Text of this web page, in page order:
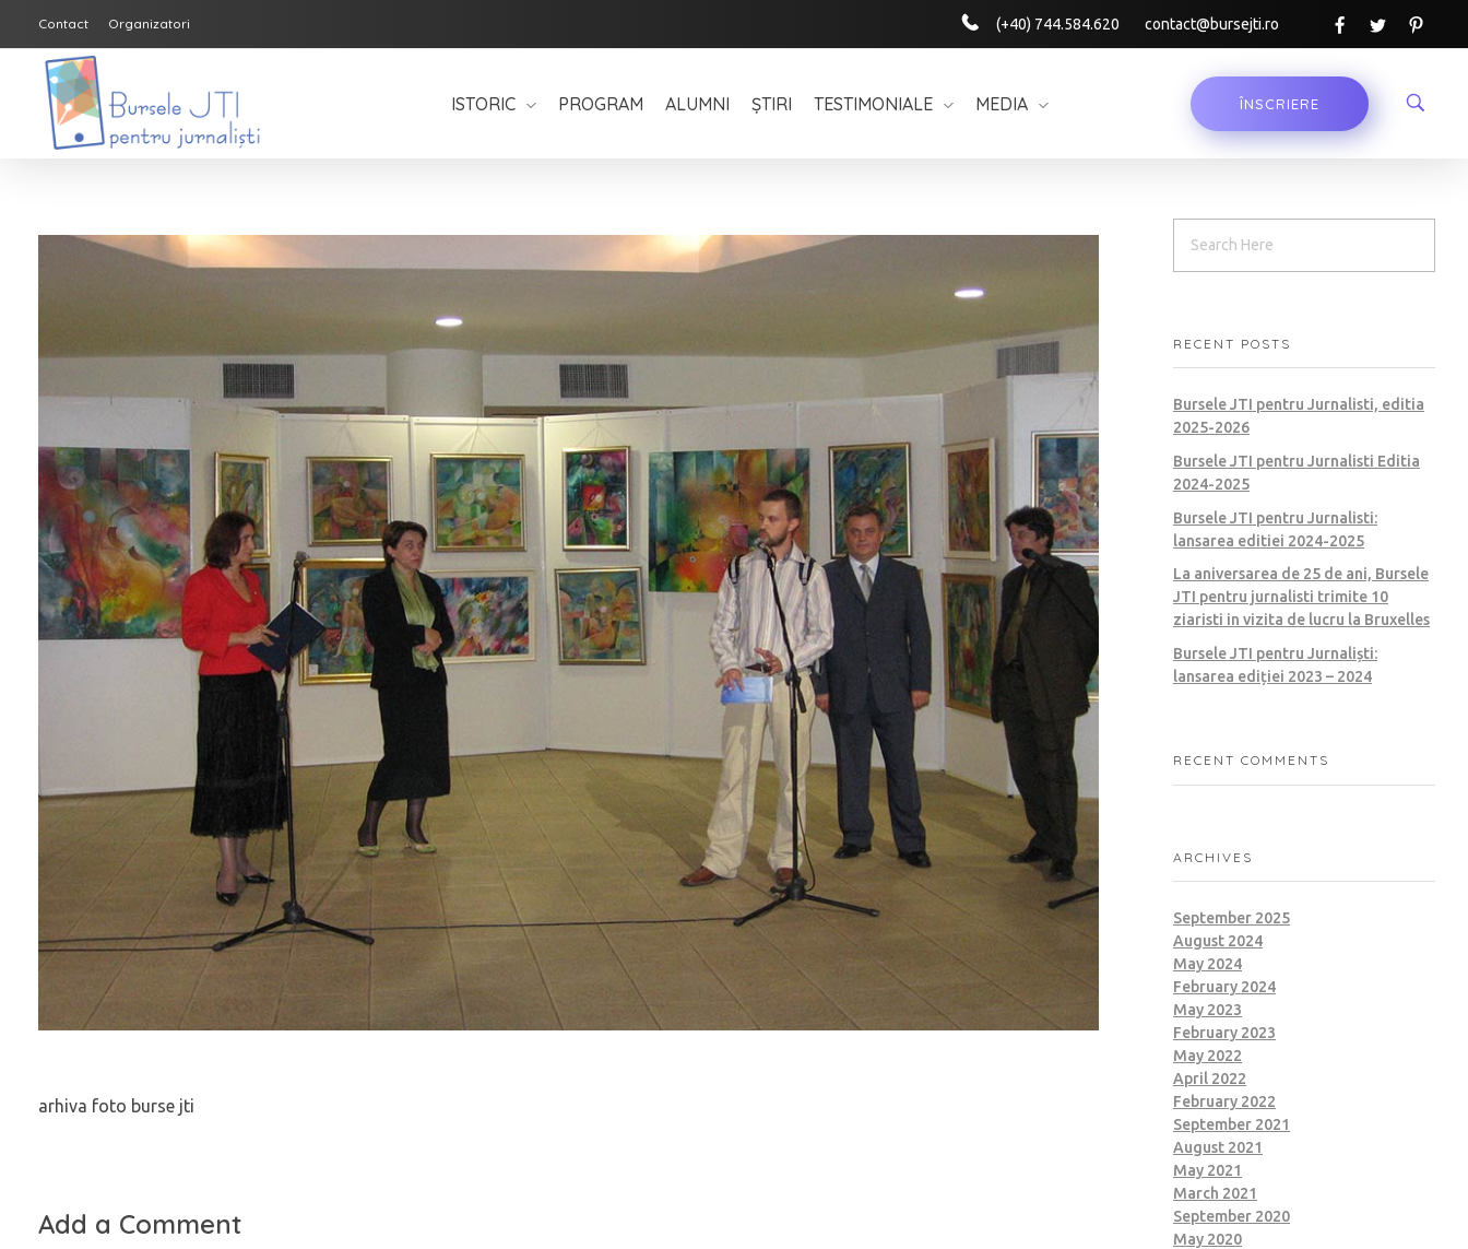
Contact Organizatori (+40) 744.584.620 contact@bursejti.ro
ÎNSCRIERE
ISTORIC PROGRAM ALUMNI ȘTIRI TESTIMONIALE MEDIA
arhiva foto burse jti
Add a Comment
RECENT POSTS
Bursele JTI pentru Jurnalisti, editia
2025-2026
Bursele JTI pentru Jurnalisti Editia
2024-2025
Bursele JTI pentru Jurnalisti:
lansarea editiei 2024-2025
La aniversarea de 25 de ani, Bursele
JTI pentru jurnalisti trimite 10
ziaristi in vizita de lucru la Bruxelles
Bursele JTI pentru Jurnaliști:
lansarea ediției 2023 – 2024
RECENT COMMENTS
ARCHIVES
September 2025
August 2024
May 2024
February 2024
May 2023
February 2023
May 2022
April 2022
February 2022
September 2021
August 2021
May 2021
March 2021
September 2020
May 2020